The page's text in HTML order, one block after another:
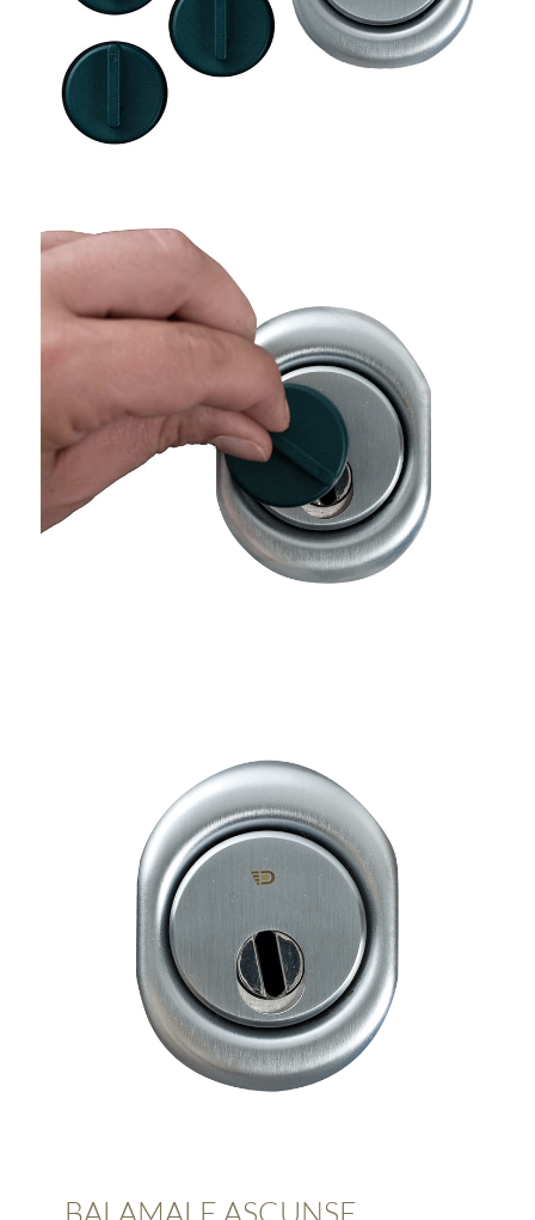
BALAMALE ASCUNSE